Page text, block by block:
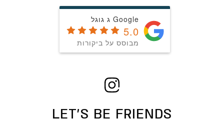
Google ג גוגל
5.0
מבוסס על ביקורות
LET’S BE FRIENDS